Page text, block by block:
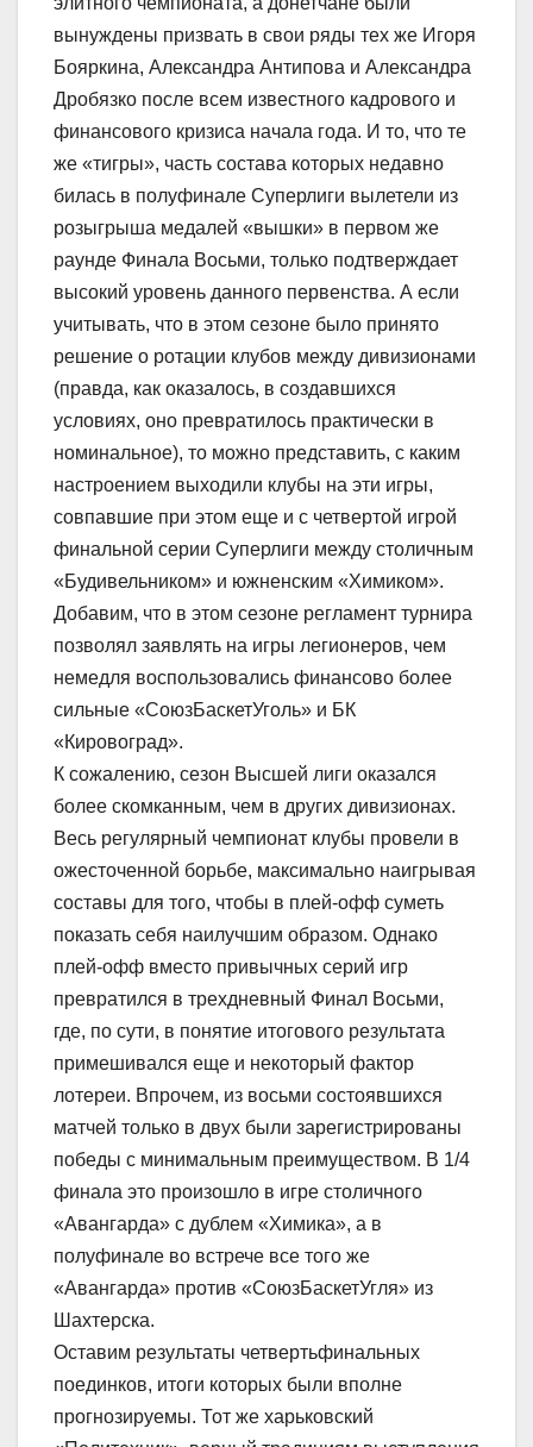
вынуждены призвать в свои ряды тех же Игоря
Бояркина, Александра Антипова и Александра
Дробязко после всем известного кадрового и
финансового кризиса начала года. И то, что те
же «тигры», часть состава которых недавно
билась в полуфинале Суперлиги вылетели из
розыгрыша медалей «вышки» в первом же
раунде Финала Восьми, только подтверждает
высокий уровень данного первенства. А если
учитывать, что в этом сезоне было принято
решение о ротации клубов между дивизионами
(правда, как оказалось, в создавшихся
условиях, оно превратилось практически в
номинальное), то можно представить, с каким
настроением выходили клубы на эти игры,
совпавшие при этом еще и с четвертой игрой
финальной серии Суперлиги между столичным
«Будивельником» и южненским «Химиком».
Добавим, что в этом сезоне регламент турнира
позволял заявлять на игры легионеров, чем
немедля воспользовались финансово более
сильные «СоюзБаскетУголь» и БК
«Кировоград».
К сожалению, сезон Высшей лиги оказался
более скомканным, чем в других дивизионах.
Весь регулярный чемпионат клубы провели в
ожесточенной борьбе, максимально наигрывая
составы для того, чтобы в плей-офф суметь
показать себя наилучшим образом. Однако
плей-офф вместо привычных серий игр
превратился в трехдневный Финал Восьми,
где, по сути, в понятие итогового результата
примешивался еще и некоторый фактор
лотереи. Впрочем, из восьми состоявшихся
матчей только в двух были зарегистрированы
победы с минимальным преимуществом. В 1/4
финала это произошло в игре столичного
«Авангарда» с дублем «Химика», а в
полуфинале во встрече все того же
«Авангарда» против «СоюзБаскетУгля» из
Шахтерска.
Оставим результаты четвертьфинальных
поединков, итоги которых были вполне
прогнозируемы. Тот же харьковский